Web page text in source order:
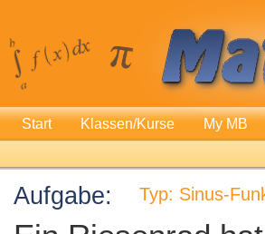
Start Klassen/Kurse My MB
Aufgabe: Typ: Sinus-